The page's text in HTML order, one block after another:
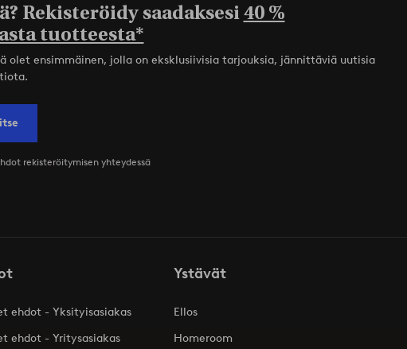
Rekisteröidy saadaksesi40 %
tuotteesta*
olet ensimmäinen, jolla on eksklusiivisia tarjouksia, jännittäviä uutisia
rekisteröitymisen yhteydessä
ehdot - Yksityisasiakas
ehdot - Yritysasiakas
Ystävät
Ellos
Homeroom